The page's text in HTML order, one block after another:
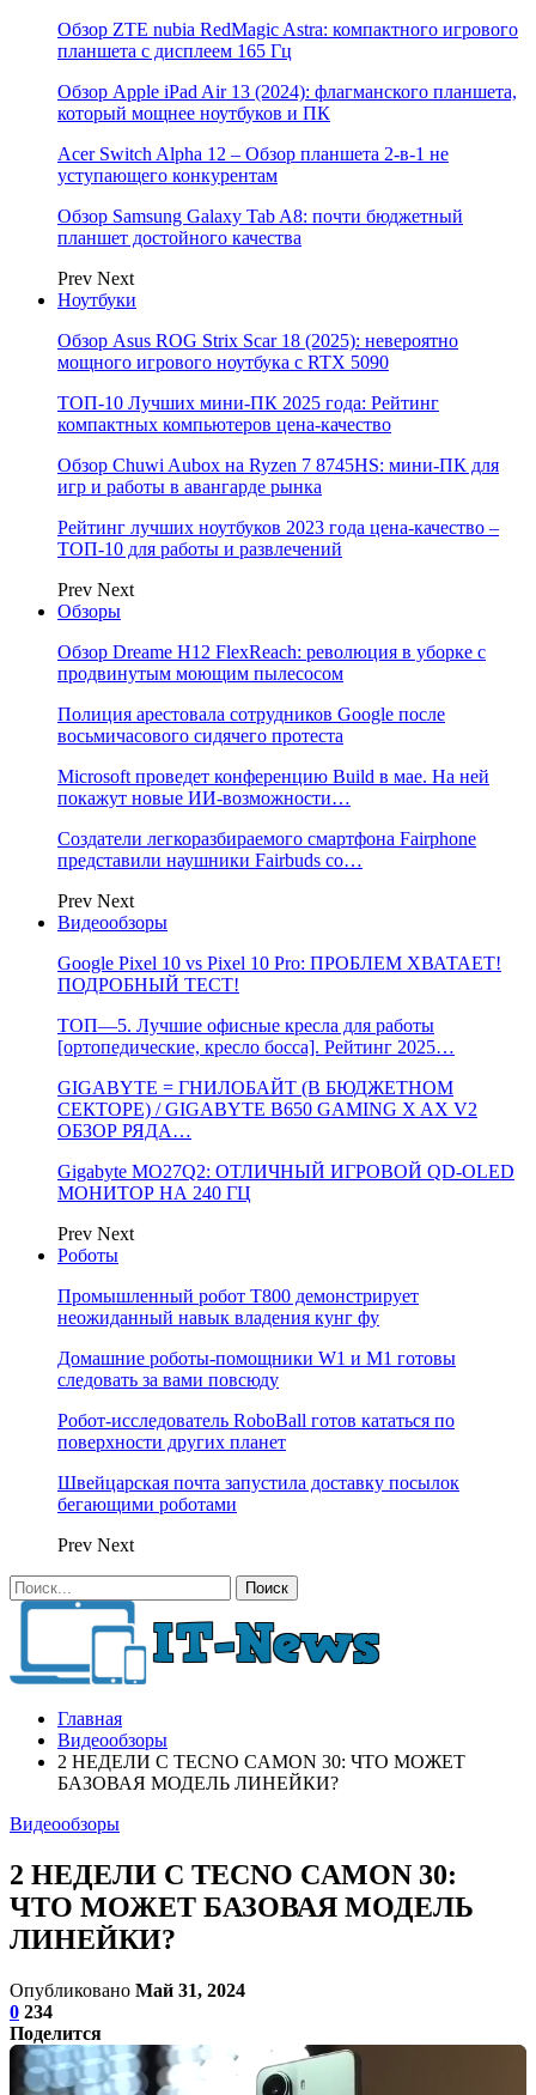
Обзор ZTE nubia RedMagic Astra: компактного игрового
планшета с дисплеем 165 Гц
Обзор Apple iPad Air 13 (2024): флагманского планшета,
который мощнее ноутбуков и ПК
Acer Switch Alpha 12 – Обзор планшета 2-в-1 не
уступающего конкурентам
Обзор Samsung Galaxy Tab A8: почти бюджетный
планшет достойного качества
Prev Next
Ноутбуки
Обзор Asus ROG Strix Scar 18 (2025): невероятно
мощного игрового ноутбука с RTX 5090
ТОП-10 Лучших мини-ПК 2025 года: Рейтинг
компактных компьютеров цена-качество
Обзор Chuwi Aubox на Ryzen 7 8745HS: мини-ПК для
игр и работы в авангарде рынка
Рейтинг лучших ноутбуков 2023 года цена-качество –
ТОП-10 для работы и развлечений
Prev Next
Обзоры
Обзор Dreame H12 FlexReach: революция в уборке с
продвинутым моющим пылесосом
Полиция арестовала сотрудников Google после
восьмичасового сидячего протеста
Microsoft проведет конференцию Build в мае. На ней
покажут новые ИИ-возможности…
Создатели легкоразбираемого смартфона Fairphone
представили наушники Fairbuds со…
Prev Next
Видеообзоры
Google Pixel 10 vs Pixel 10 Pro: ПРОБЛЕМ ХВАТАЕТ!
ПОДРОБНЫЙ ТЕСТ!
ТОП—5. Лучшие офисные кресла для работы
[ортопедические, кресло босса]. Рейтинг 2025…
GIGABYTE = ГНИЛОБАЙТ (В БЮДЖЕТНОМ
СЕКТОРЕ) / GIGABYTE B650 GAMING X AX V2
ОБЗОР РЯДА…
Gigabyte MO27Q2: ОТЛИЧНЫЙ ИГРОВОЙ QD-OLED
МОНИТОР НА 240 ГЦ
Prev Next
Роботы
Промышленный робот Т800 демонстрирует
неожиданный навык владения кунг фу
Домашние роботы-помощники W1 и M1 готовы
следовать за вами повсюду
Робот-исследователь RoboBall готов кататься по
поверхности других планет
Швейцарская почта запустила доставку посылок
бегающими роботами
Prev Next
Главная
Видеообзоры
2 НЕДЕЛИ С TECNO CAMON 30: ЧТО МОЖЕТ
БАЗОВАЯ МОДЕЛЬ ЛИНЕЙКИ?
Видеообзоры
2 НЕДЕЛИ С TECNO CAMON 30:
ЧТО МОЖЕТ БАЗОВАЯ МОДЕЛЬ
ЛИНЕЙКИ?
Опубликовано Май 31, 2024
0 234
Поделится